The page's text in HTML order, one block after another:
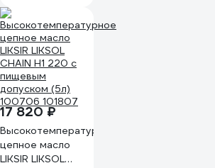
9206
17 820 ₽
Высокотемпературное
цепное масло
LIKSIR LIKSOL